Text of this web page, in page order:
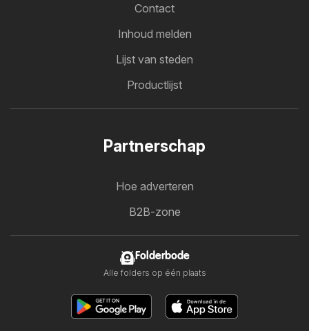
Contact
Inhoud melden
Lijst van steden
Productlijst
Partnerschap
Hoe adverteren
B2B-zone
Folderbode
Alle folders op één plaats